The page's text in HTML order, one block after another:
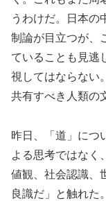
うわけだ。日本の
制論が目立つが、
ていることも見逃
視してはならない
共有すべき人類の
昨日、「道」につ
よる思考ではなく
値観、社会認識、
良識だ」と触れた